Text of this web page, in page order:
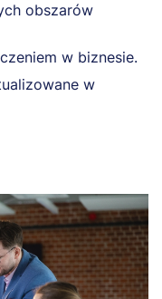
obszarów
w biznesie.
w